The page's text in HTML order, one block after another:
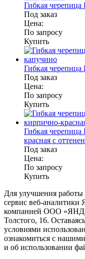
Гибкая
Под заказ
Цена:
По запросу
Купить
Гибкая черепица
Под заказ
Цена:
По запросу
Купить
Гибкая черепица
красная с
Под заказ
Цена:
По запросу
Купить
Для улучшения работы
сервис веб-аналитики
компанией ООО
Толстого, 16.
условиями
ознакомиться с
и об использовании